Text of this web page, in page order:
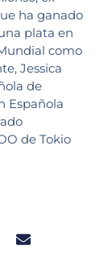
ha ganado
plata en
como
Jessica
de
Española
de Tokio